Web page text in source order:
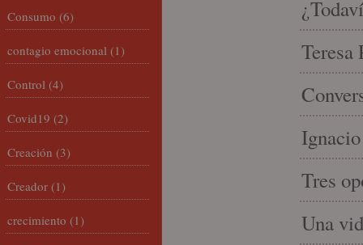
Teresa
Tres
Una
Consumo (6)
contagio emocional (1)
Control (4)
Covid19 (2)
Creación (3)
Creador (1)
crecimiento (1)